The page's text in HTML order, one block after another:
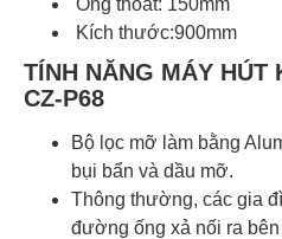
Ống thoát: 150mm
Kích thước:900mm
TÍNH NĂNG MÁY HÚT
CZ-P68
Bộ lọc mỡ làm bằng
bụi bẩn và dầu mỡ.
Thông thường, các gia
đường ống xả nối ra